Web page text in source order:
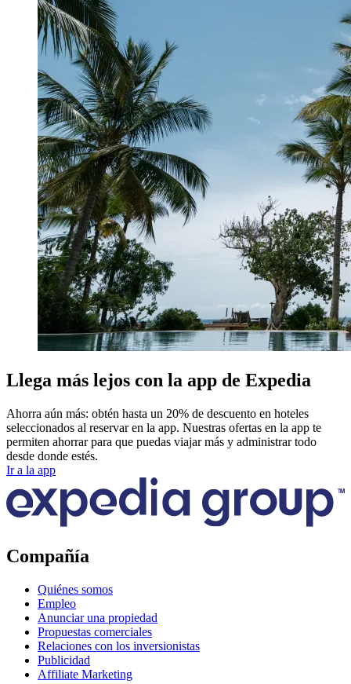
Llega más lejos con la app de Expedia
Ahorra aún más: obtén hasta un 20% de descuento en hoteles
seleccionados al reservar en la app. Nuestras ofertas en la app te
permiten ahorrar para que puedas viajar más y administrar todo
desde donde estés.
Ir a la app
Compañía
Quiénes somos
Empleo
Anunciar una propiedad
Propuestas comerciales
Relaciones con los inversionistas
Publicidad
Affiliate Marketing